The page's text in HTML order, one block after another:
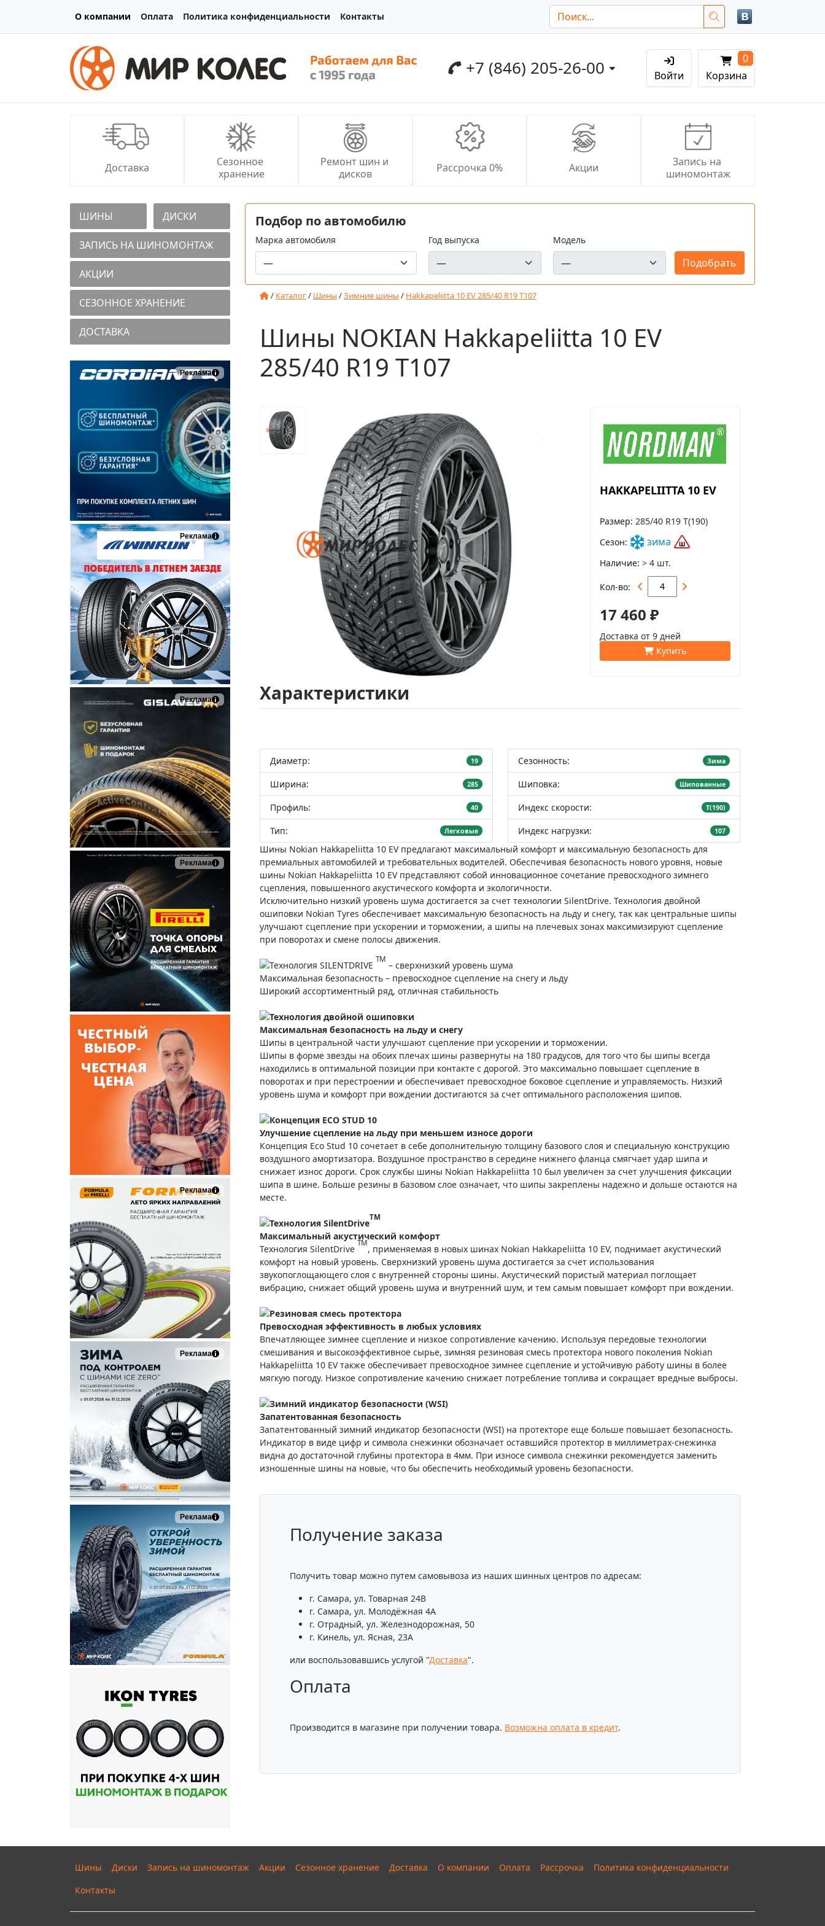
О компании Оплата Политика конфиденциальности Контакты
+7 (846) 205-26-00 Войти Корзина
0
Доставка
Сезонное
хранение
Ремонт шин и
дисков
Рассрочка 0% Акции
Запись на
шиномонтаж
ШИНЫ ДИСКИ
ЗАПИСЬ НА ШИНОМОНТАЖ
АКЦИИ
СЕЗОННОЕ ХРАНЕНИЕ
ДОСТАВКА
Реклама
Реклама
Реклама
Реклама
Реклама
Реклама
Реклама
Подбор по автомобилю
Марка автомобиля Год выпуска Модель
/ Каталог/ Шины /Зимние шины / Hakkapeliitta 10 EV 285/40 R19 T107
Шины NOKIAN Hakkapeliitta 10 EV
285/40 R19 T107
HAKKAPELIITTA 10 EV
Размер 285/40 R19 T(190)
Сезон
зима
Наличие > 4 шт.
Кол-во
17 460 ₽
Доставка от 9 дней
Купить
Характеристики
Диаметр: 19
Ширина: 285
Профиль: 40
Тип: Легковые
Сезонность: Зима
Шиповка: Шипованные
Индекс скорости: T(190)
Индекс нагрузки: 107
Шины Nokian Hakkapeliitta 10 EV предлагают максимальный комфорт и максимальную безопасность для
премиальных автомобилей и требовательных водителей. Обеспечивая безопасность нового уровня, новые
шины Nokian Hakkapeliitta 10 EV представляют собой инновационное сочетание превосходного зимнего
сцепления, повышенного акустического комфорта и экологичности.
Исключительно низкий уровень шума достигается за счет технологии SilentDrive. Технология двойной
ошиповки Nokian Tyres обеспечивает максимальную безопасность на льду и снегу, так как центральные шипы
улучшают сцепление при ускорении и торможении, а шипы на плечевых зонах максимизируют сцепление
при поворотах и смене полосы движения.
Технология SILENTDRIVE
TM
– сверхнизкий уровень шума
Максимальная безопасность – превосходное сцепление на снегу и льду
Широкий ассортиментный ряд, отличная стабильность
Технология двойной ошиповки
Максимальная безопасность на льду и снегу
Шипы в центральной части улучшают сцепление при ускорении и торможении.
Шипы в форме звезды на обоих плечах шины развернуты на 180 градусов, для того что бы шипы всегда
находились в оптимальной позиции при контакте с дорогой. Это максимально повышает сцепление в
поворотах и при перестроении и обеспечивает превосходное боковое сцепление и управляемость. Низкий
уровень шума и комфорт при вождении достигаются за счет оптимального расположения шипов.
Концепция ECO STUD 10
Улучшение сцепление на льду при меньшем износе дороги
Концепция Eco Stud 10 сочетает в себе дополнительную толщину базового слоя и специальную конструкцию
воздушного амортизатора. Воздушное пространство в середине нижнего фланца смягчает удар шипа и
снижает износ дороги. Срок службы шины Nokian Hakkapeliitta 10 был увеличен за счет улучшения фиксации
шипа в шине. Больше резины в базовом слое означает, что шипы закреплены надежно и дольше остаются на
месте.
Технология SilentDrive
TM
Максимальный акустический комфорт
Технология SilentDrive
TM
, применяемая в новых шинах Nokian Hakkapeliitta 10 EV, поднимает акустический
комфорт на новый уровень. Сверхнизкий уровень шума достигается за счет использования
звукопоглощающего слоя с внутренней стороны шины. Акустический пористый материал поглощает
вибрацию, снижает общий уровень шума и внутренний шум, и тем самым повышает комфорт при вождении.
Резиновая смесь протектора
Превосходная эффективность в любых условиях
Впечатляющее зимнее сцепление и низкое сопротивление качению. Используя передовые технологии
смешивания и высокоэффективное сырье, зимняя резиновая смесь протектора нового поколения Nokian
Hakkapeliitta 10 EV также обеспечивает превосходное зимнее сцепление и устойчивую работу шины в более
мягкую погоду. Низкое сопротивление качению снижает потребление топлива и сокращает вредные выбросы.
Зимний индикатор безопасности (WSI)
Запатентованная безопасность
Запатентованный зимний индикатор безопасности (WSI) на протекторе еще больше повышает безопасность.
Индикатор в виде цифр и символа снежинки обозначает оставшийся протектор в миллиметрах-снежинка
видна до достаточной глубины протектора в 4мм. При износе символа снежинки рекомендуется заменить
изношенные шины на новые, что бы обеспечить необходимый уровень безопасности.
Получение заказа
Получить товар можно путем самовывоза из наших шинных центров по адресам:
г. Самара, ул. Товарная 24В
г. Самара, ул. Молодёжная 4А
г. Отрадный, ул. Железнодорожная, 50
г. Кинель, ул. Ясная, 23А
или воспользовавшись услугой "Доставка".
Оплата
Производится в магазине при получении товара. Возможна оплата в кредит.
Шины Диски Запись на шиномонтаж Акции Сезонное хранение Доставка О компании Оплата Рассрочка
Политика конфиденциальности
Контакты